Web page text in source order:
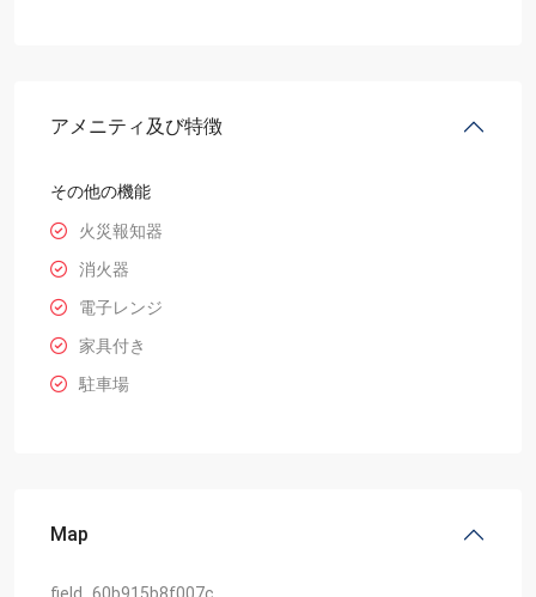
アメニティ及び特徴
その他の機能
火災報知器
消火器
電子レンジ
家具付き
駐車場
Map
field_60b915b8f007c